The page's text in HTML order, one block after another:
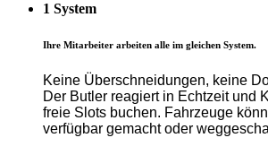
1 System
Ihre Mitarbeiter arbeiten alle im gleichen System.
Keine Überschneidungen, keine
Der Butler reagiert in Echtzeit und
freie Slots buchen. Fahrzeuge
verfügbar gemacht oder